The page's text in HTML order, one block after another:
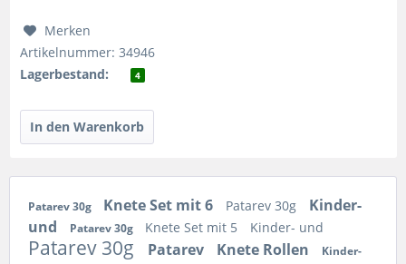
Merken
Artikelnummer: 34946
Lagerbestand:
4
Patarev 30g Knete Set mit 6 Patarev 30g
Kinder-
und
Patarev 30g Knete Set mit 5 Kinder- und
Patarev 30g Patarev Knete Rollen Kinder-